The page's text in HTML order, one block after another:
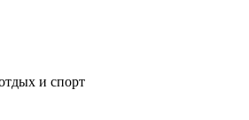
и спорт